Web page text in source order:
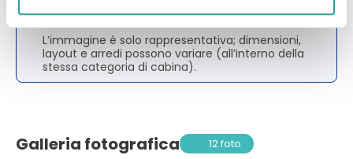
L’immagine è solo rappresentativa; dimensioni,
layout e arredi possono variare (all’interno della
stessa categoria di cabina).
Galleria fotografica 12 foto